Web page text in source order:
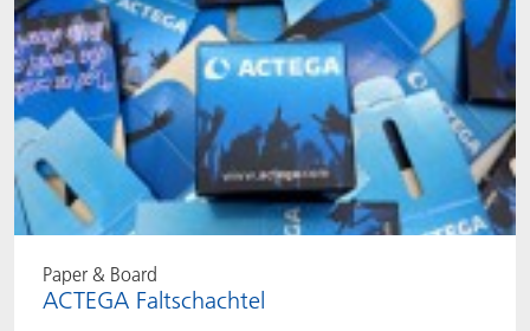
Paper & Board
ACTEGA Faltschachtel